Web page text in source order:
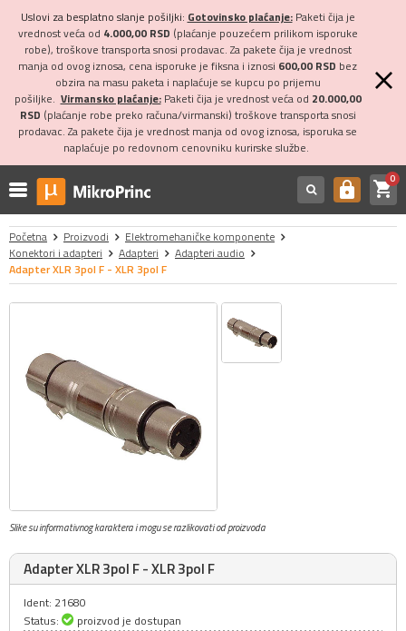
Uslovi za besplatno slanje pošiljki: Gotovinsko plaćanje:Paketi čija je
vrednost veća od 4.000,00 RSD (plaćanje pouzećem prilikom isporuke
robe), troškove transporta snosi prodavac. Za pakete čija je vrednost
manja od ovog iznosa, cena isporuke je fiksna i iznosi 600,00 RSD bez
obzira na masu paketa i naplaćuje se kupcu po prijemu
pošiljke. Virmansko plaćanje:Paketi čija je vrednost veća od 20.000,00
RSD (plaćanje robe preko računa/virmanski) troškove transporta snosi
prodavac. Za pakete čija je vrednost manja od ovog iznosa, isporuka se
naplaćuje po redovnom cenovniku kurirske službe.
https shopping_cart0
Početna Proizvodi
Elektromehaničke komponente
Konektori i adapteri
Adapteri
Adapteri audio
Adapter XLR 3pol F - XLR 3pol F
Slike su informativnog karaktera i mogu se razlikovati od proizvoda
Adapter XLR 3pol F - XLR 3pol F
Ident: 21680
Status:
proizvod je dostupan